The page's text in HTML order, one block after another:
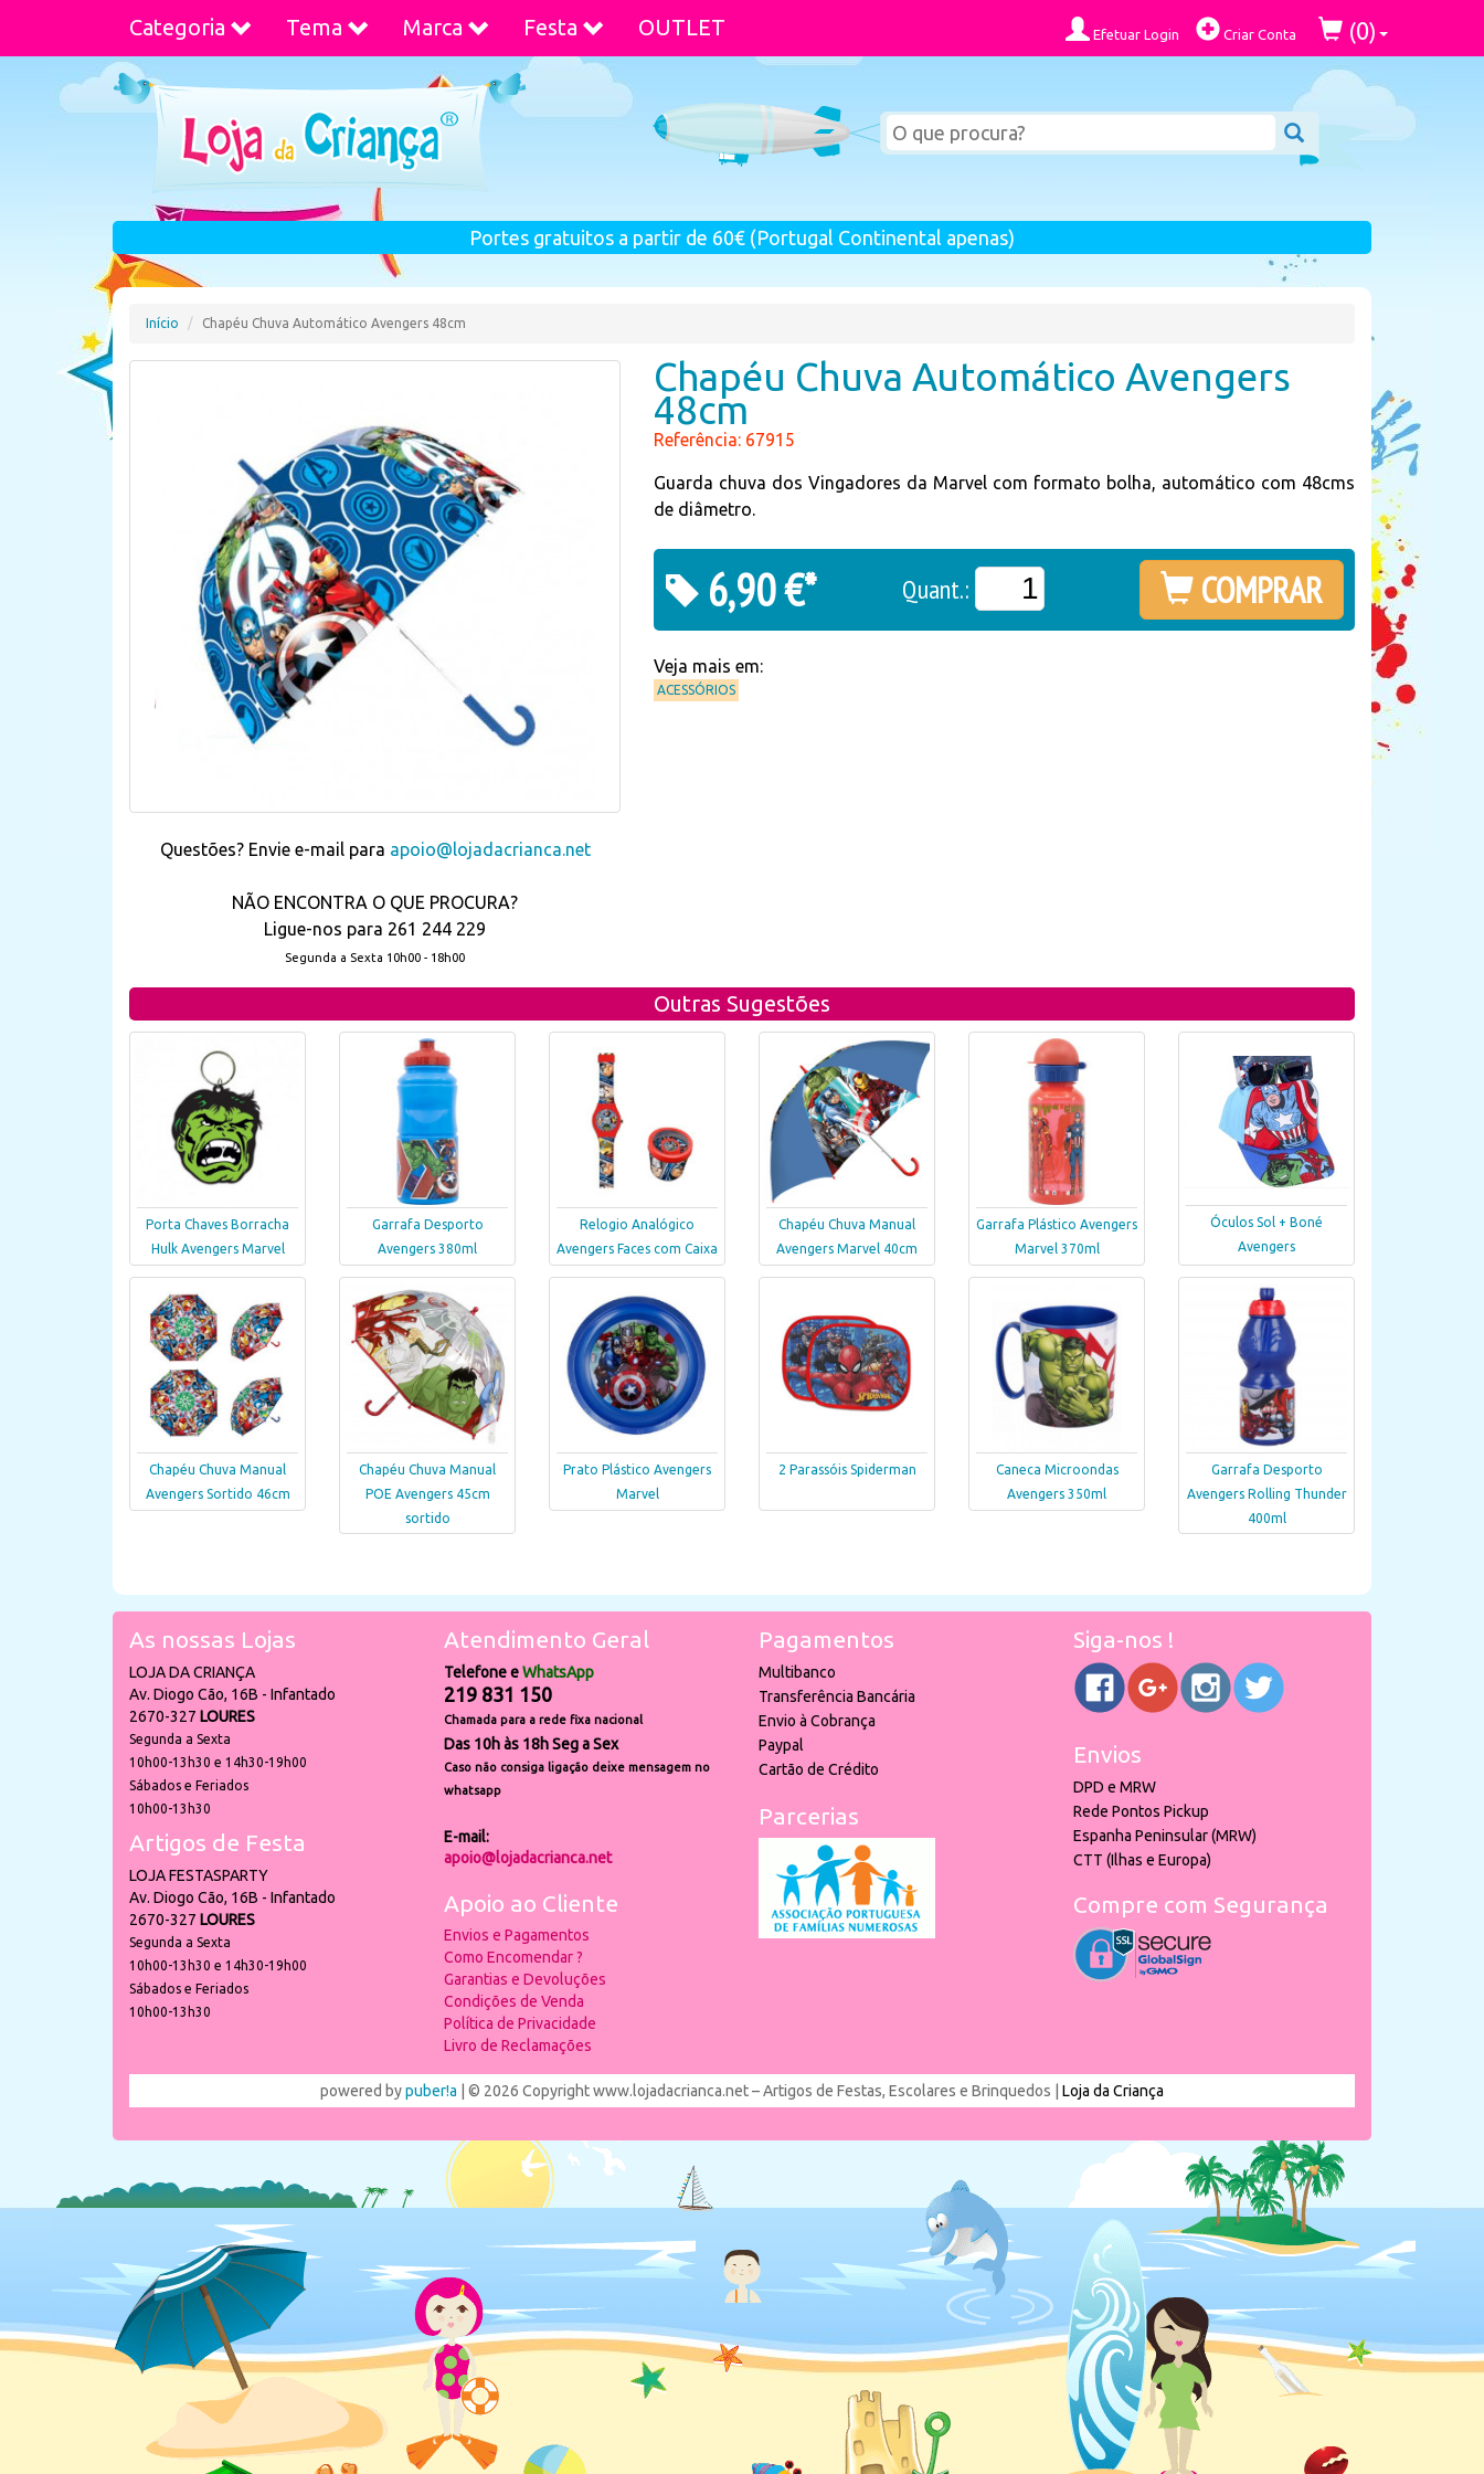
Categoria Tema Marca Festa OUTLET Efetuar Login Criar Conta (0)
Portes gratuitos a partir de 60€ (Portugal Continental apenas)
Início Chapéu Chuva Automático Avengers 48cm
Questões? Envie e-mail para apoio@lojadacrianca.net
NÃO ENCONTRA O QUE PROCURA?
Ligue-nos para 261 244 229
Segunda a Sexta 10h00 - 18h00
Chapéu Chuva Automático Avengers
48cm
Referência: 67915
Guarda chuva dos Vingadores da Marvel com formato bolha, automático com 48cms
de diâmetro.
6,90 €* Quant.: COMPRAR
Veja mais em:
ACESSÓRIOS
Outras Sugestões
Porta Chaves Borracha
Hulk Avengers Marvel
Garrafa Desporto
Avengers 380ml
Relogio Analógico
Avengers Faces com Caixa
Chapéu Chuva Manual
Avengers Marvel 40cm
Garrafa Plástico Avengers
Marvel 370ml
Óculos Sol + Boné
Avengers
Chapéu Chuva Manual
Avengers Sortido 46cm
Chapéu Chuva Manual
POE Avengers 45cm
sortido
Prato Plástico Avengers
Marvel
2 Parassóis Spiderman
Caneca Microondas
Avengers 350ml
Garrafa Desporto
Avengers Rolling Thunder
400ml
As nossas Lojas
LOJA DA CRIANÇA
Av. Diogo Cão, 16B - Infantado
2670-327 LOURES
Segunda a Sexta
10h00-13h30 e 14h30-19h00
Sábados e Feriados
10h00-13h30
Artigos de Festa
LOJA FESTASPARTY
Av. Diogo Cão, 16B - Infantado
2670-327 LOURES
Segunda a Sexta
10h00-13h30 e 14h30-19h00
Sábados e Feriados
10h00-13h30
Atendimento Geral
Telefone eWhatsApp
219 831 150
Chamada para a rede fixa nacional
Das 10h às 18h Seg a Sex
Caso não consiga ligação deixe mensagem no
whatsapp
E-mail:
apoio@lojadacrianca.net
Apoio ao Cliente
Envios e Pagamentos
Como Encomendar ?
Garantias e Devoluções
Condições de Venda
Política de Privacidade
Livro de Reclamações
Pagamentos
Multibanco
Transferência Bancária
Envio à Cobrança
Paypal
Cartão de Crédito
Parcerias
Siga-nos !
Envios
DPD e MRW
Rede Pontos Pickup
Espanha Peninsular (MRW)
CTT (Ilhas e Europa)
Compre com Segurança
powered bypuber!a | © 2026 Copyright www.lojadacrianca.net – Artigos de Festas, Escolares e Brinquedos | Loja da Criança